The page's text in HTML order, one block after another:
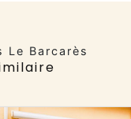
Le Barcarès